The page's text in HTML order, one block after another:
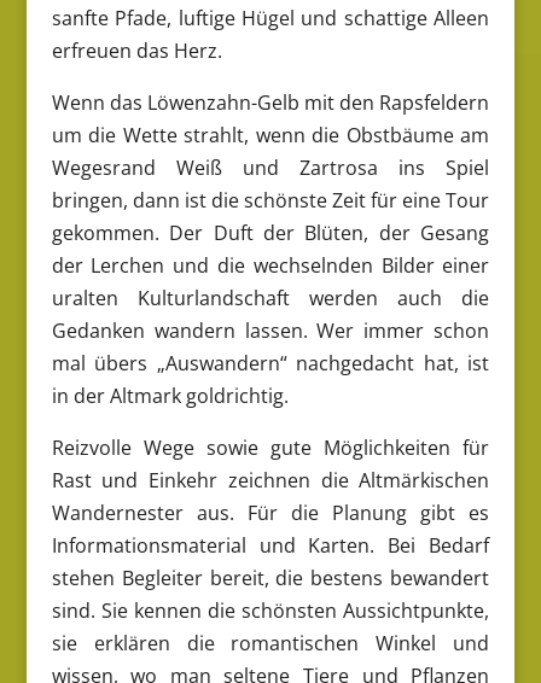
sanfte Pfade, luftige Hügel und schattige Alleen
erfreuen das Herz.
Wenn das Löwenzahn-Gelb mit den Rapsfeldern
um die Wette strahlt, wenn die Obstbäume am
Wegesrand Weiß und Zartrosa ins Spiel
bringen, dann ist die schönste Zeit für eine Tour
gekommen. Der Duft der Blüten, der Gesang
der Lerchen und die wechselnden Bilder einer
uralten Kulturlandschaft werden auch die
Gedanken wandern lassen. Wer immer schon
mal übers „Auswandern“ nachgedacht hat, ist
in der Altmark goldrichtig.
Reizvolle Wege sowie gute Möglichkeiten für
Rast und Einkehr zeichnen die Altmärkischen
Wandernester aus. Für die Planung gibt es
Informationsmaterial und Karten. Bei Bedarf
stehen Begleiter bereit, die bestens bewandert
sind. Sie kennen die schönsten Aussichtpunkte,
sie erklären die romantischen Winkel und
wissen, wo man seltene Tiere und Pflanzen